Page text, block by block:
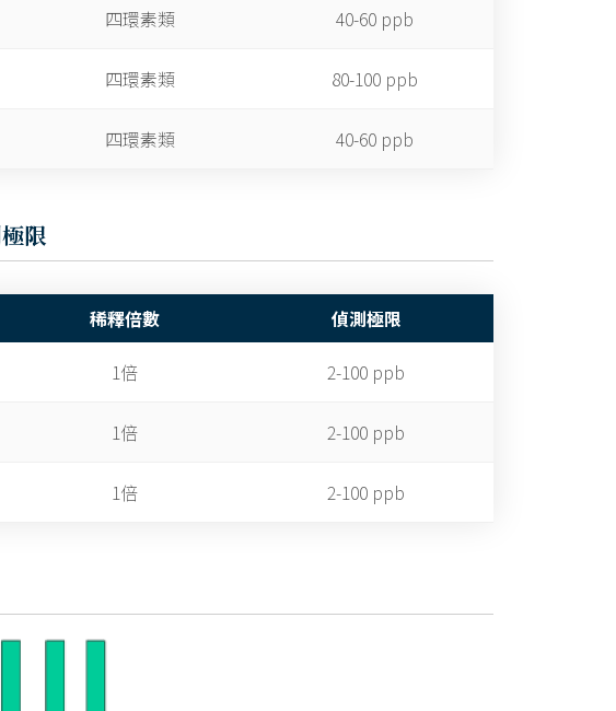
四環素類 40-60 ppb
四環素類 80-100 ppb
四環素類 40-60 ppb
限
稀釋倍數 偵測極限
1倍 2-100 ppb
1倍 2-100 ppb
1倍 2-100 ppb